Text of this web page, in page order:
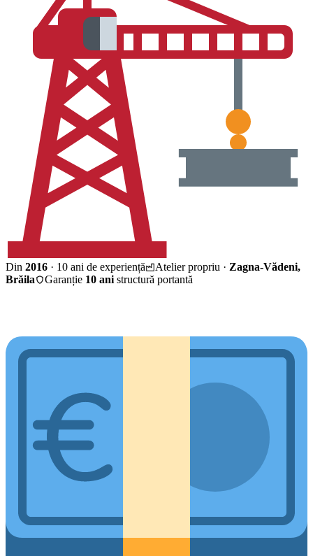
Din 2016 · 10 ani de experiență Atelier propriu · Zagna-Vădeni,
Brăila
Garanție 10 ani structură portantă